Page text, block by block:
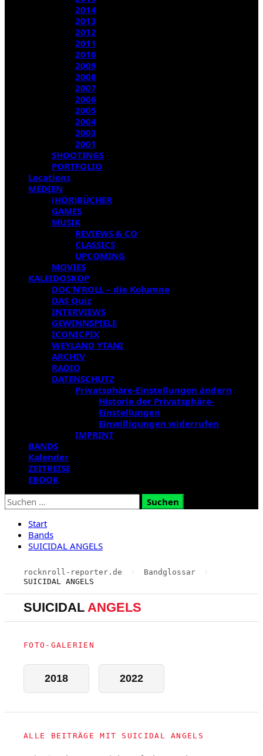
2014
2013
2012
2011
2010
2009
2008
2007
2006
2005
2004
2003
2001
SHOOTINGS
PORTFOLIO
Locations
MEDIEN
(HÖR)BÜCHER
GAMES
MUSIK
REVIEWS & CO
CLASSICS
UPCOMING
MOVIES
KALEIDOSKOP
DOC’N’ROLL – die Kolumne
DAS Quiz
INTERVIEWS
GEWINNSPIELE
ICONICPIX
WEYLAND YTANI
ARCHIV
RADIO
DATENSCHUTZ
Privatsphäre-Einstellungen ändern
Historie der Privatsphäre-
Einstellungen
Einwilligungen widerrufen
IMPRINT
BANDS
Kalender
ZEITREISE
EBOOK
Suchen
nach:
Start
Bands
SUICIDAL ANGELS
rocknroll-reporter.de › Bandglossar
›
SUICIDAL ANGELS
SUICIDAL ANGELS
FOTO-GALERIEN
2018 2022
ALLE BEITRÄGE MIT SUICIDAL ANGELS